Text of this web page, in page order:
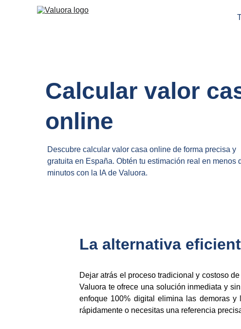
Calcular valor
online
Descubre calcular valor casa online de forma precisa y
gratuita en España. Obtén tu estimación real en menos
minutos con la IA de Valuora.
La alternativa
Dejar atrás el proceso tradicional y costoso
Valuora te ofrece una solución inmediata y
enfoque 100% digital elimina las demoras
rápidamente o necesitas una referencia